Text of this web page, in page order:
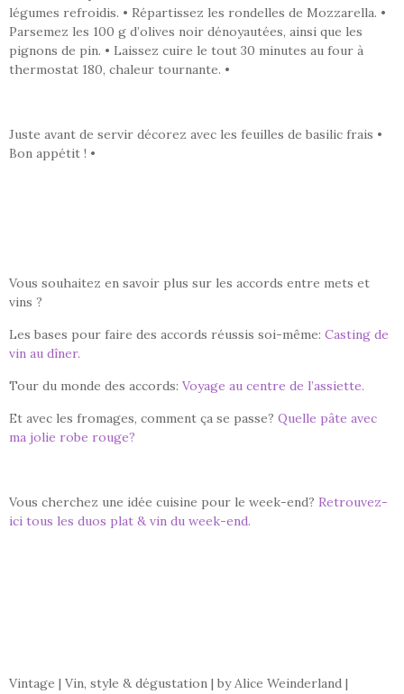
légumes refroidis. • Répartissez les rondelles de Mozzarella. •
Parsemez les 100 g d’olives noir dénoyautées, ainsi que les
pignons de pin. • Laissez cuire le tout 30 minutes au four à
thermostat 180, chaleur tournante. •
Juste avant de servir décorez avec les feuilles de basilic frais •
Bon appétit ! •
Vous souhaitez en savoir plus sur les accords entre mets et
vins ?
Les bases pour faire des accords réussis soi-même: Casting de
vin au dîner.
Tour du monde des accords: Voyage au centre de l’assiette.
Et avec les fromages, comment ça se passe? Quelle pâte avec
ma jolie robe rouge?
Vous cherchez une idée cuisine pour le week-end? Retrouvez-
ici tous les duos plat & vin du week-end.
Vintage | Vin, style & dégustation | by Alice Weinderland |